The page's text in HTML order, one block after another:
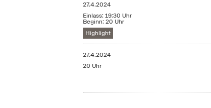
27.4.2024
Einlass: 19:30 Uhr
Beginn: 20 Uhr
Highlight
27.4.2024
20 Uhr